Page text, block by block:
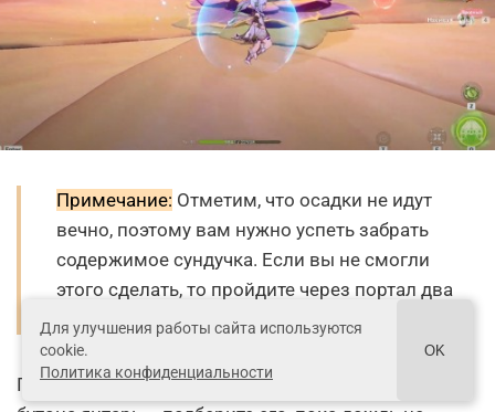
Примечание: Отметим, что осадки не идут
вечно, поэтому вам нужно успеть забрать
содержимое сундучка. Если вы не смогли
этого сделать, то пройдите через портал два
раза для перезапуска дождя.
Попав на нижний цветок, вы увидите вместо
Для улучшения работы сайта используются
cookie.
Политика конфиденциальности
OK